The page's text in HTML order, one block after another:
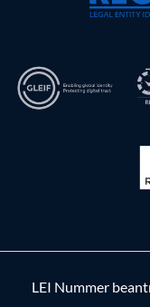
LEI Nummer